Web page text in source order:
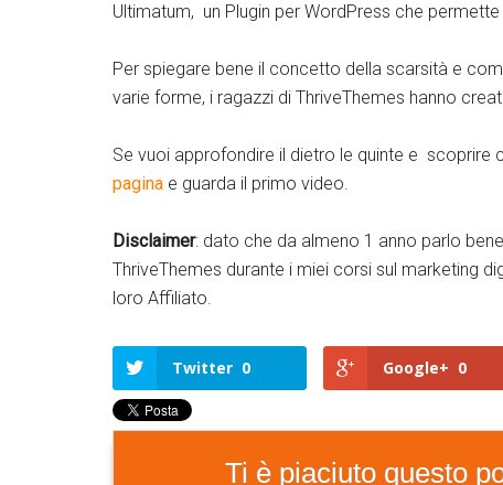
Ultimatum, un Plugin per WordPress che
Per spiegare bene il concetto della scarsità e
varie forme, i ragazzi di ThriveThemes hanno
Se vuoi approfondire il dietro le quinte e scoprire
pagina e guarda il primo video.
Disclaimer: dato che da almeno 1 anno parlo
ThriveThemes durante i miei corsi sul marketing
loro Affiliato.
Twitter 0 Google+ 0
Ti è piaciuto questo